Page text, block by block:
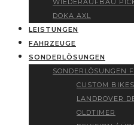
WIEDERAUFBAU
DOKA AXL
LEISTUNGEN
FAHRZEUGE
SONDERLÖSUNGEN
SONDERLÖSUNGEN
CUSTOM
LANDROVER
OLDTIMER